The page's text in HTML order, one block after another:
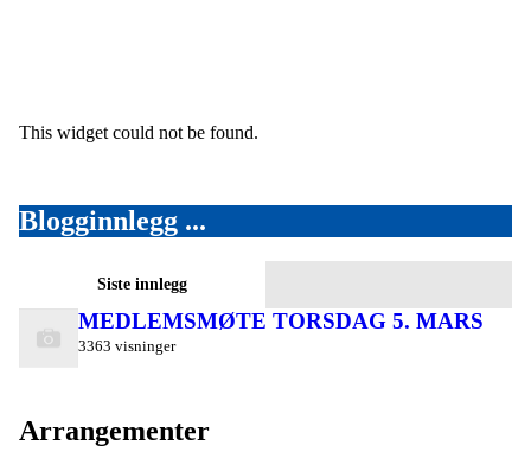
This widget could not be found.
Blogginnlegg ...
Siste innlegg
MEDLEMSMØTE TORSDAG 5. MARS
3363 visninger
Arrangementer